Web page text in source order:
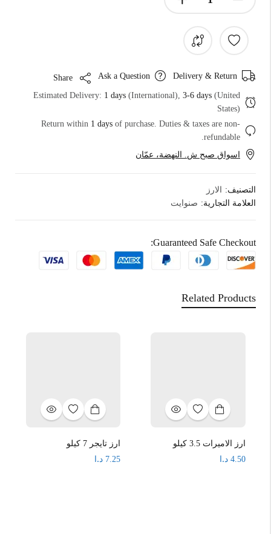
Delivery & Return
Ask a Question
Estimated Delivery: 1 days (International), 3-6 days (United
States)
Return within 1 days of purchase. Duties & taxes are non-
refundable.
اسواق صبح ش. النهضة، عمّان
التصنيف:
الارز
العلامة التجارية: صنوايت
Guaranteed Safe Checkout:
Related Products
ارز الاميرات 3.5 كيلو
4.50 د.ا
ارز تايجر 7 كيلو
7.25 د.ا